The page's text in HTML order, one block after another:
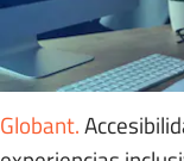
Globant.